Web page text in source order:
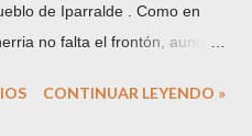
de Iparralde . Como en
no falta el frontón, aunque
las faldas del monte
CONTINUAR LEYENDO »